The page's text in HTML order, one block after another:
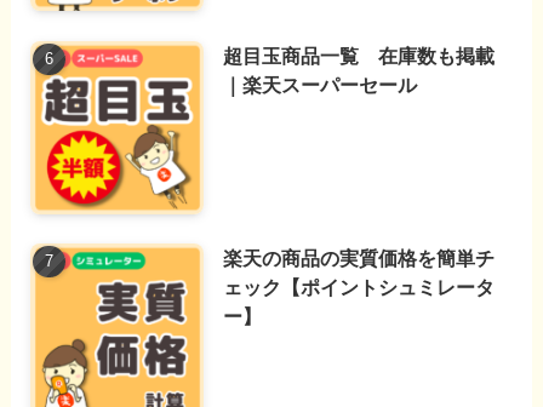
超目玉商品一覧 在庫数も掲載
｜楽天スーパーセール
楽天の商品の実質価格を簡単チ
ェック【ポイントシュミレータ
ー】